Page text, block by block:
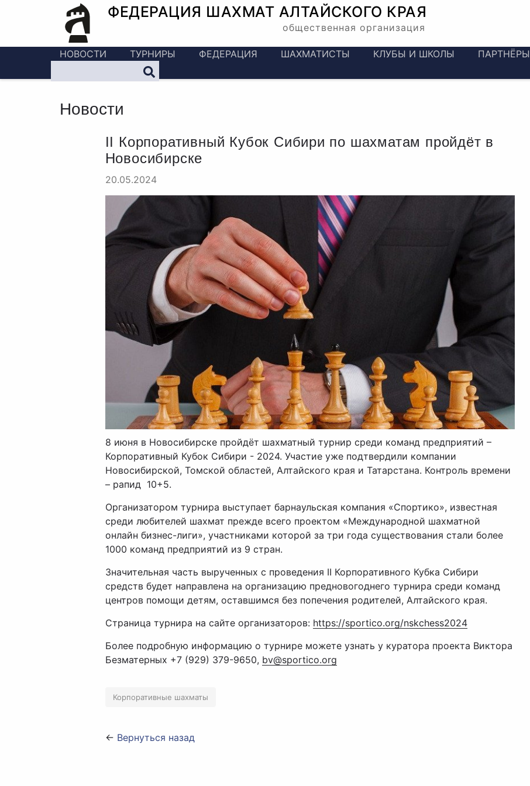
ФЕДЕРАЦИЯ ШАХМАТ АЛТАЙСКОГО КРАЯ
общественная организация
НОВОСТИ ТУРНИРЫ ФЕДЕРАЦИЯ ШАХМАТИСТЫ КЛУБЫ И ШКОЛЫ ПАРТНЁРЫ
Новости
II Корпоративный Кубок Сибири по шахматам пройдёт в
Новосибирске
20.05.2024
8 июня в Новосибирске пройдёт шахматный турнир среди команд предприятий –
Корпоративный Кубок Сибири - 2024. Участие уже подтвердили компании
Новосибирской, Томской областей, Алтайского края и Татарстана. Контроль времени
– рапид 10+5.
Организатором турнира выступает барнаульская компания «Спортико», известная
среди любителей шахмат прежде всего проектом «Международной шахматной
онлайн бизнес-лиги», участниками которой за три года существования стали более
1000 команд предприятий из 9 стран.
Значительная часть вырученных с проведения II Корпоративного Кубка Сибири
средств будет направлена на организацию предновогоднего турнира среди команд
центров помощи детям, оставшимся без попечения родителей, Алтайского края.
Страница турнира на сайте организаторов: https://sportico.org/nskchess2024
Более подробную информацию о турнире можете узнать у куратора проекта Виктора
Безматерных +7 (929) 379-9650, bv@sportico.org
Корпоративные шахматы
← Вернуться назад